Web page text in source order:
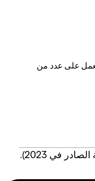
على عدد من
في 2023).